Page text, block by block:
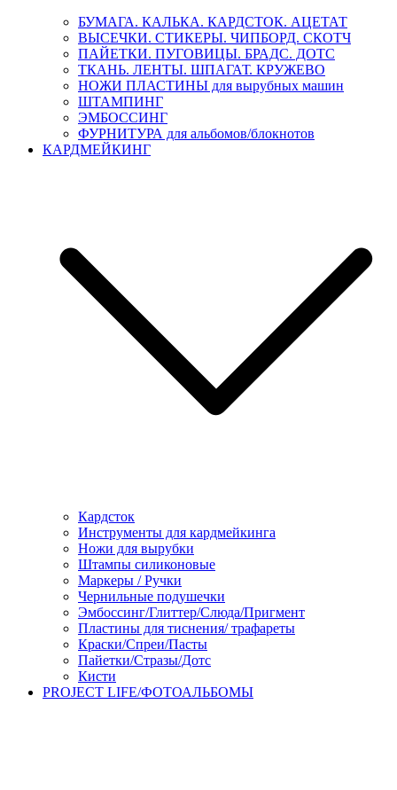
БУМАГА. КАЛЬКА. КАРДСТОК. АЦЕТАТ
ВЫСЕЧКИ. СТИКЕРЫ. ЧИПБОРД. СКОТЧ
ПАЙЕТКИ. ПУГОВИЦЫ. БРАДС. ДОТС
ТКАНЬ. ЛЕНТЫ. ШПАГАТ. КРУЖЕВО
НОЖИ ПЛАСТИНЫ для вырубных машин
ШТАМПИНГ
ЭМБОССИНГ
ФУРНИТУРА для альбомов/блокнотов
КАРДМЕЙКИНГ
Кардсток
Инструменты для кардмейкинга
Ножи для вырубки
Штампы силиконовые
Маркеры / Ручки
Чернильные подушечки
Эмбоссинг/Глиттер/Слюда/Пригмент
Пластины для тиснения/ трафареты
Краски/Спреи/Пасты
Пайетки/Стразы/Дотс
Кисти
PROJECT LIFE/ФОТОАЛЬБОМЫ